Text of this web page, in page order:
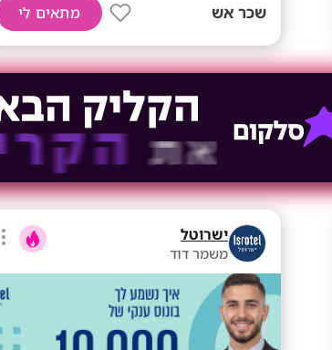
שכר אש מתאים לי
ישרוטל
משמר דוד